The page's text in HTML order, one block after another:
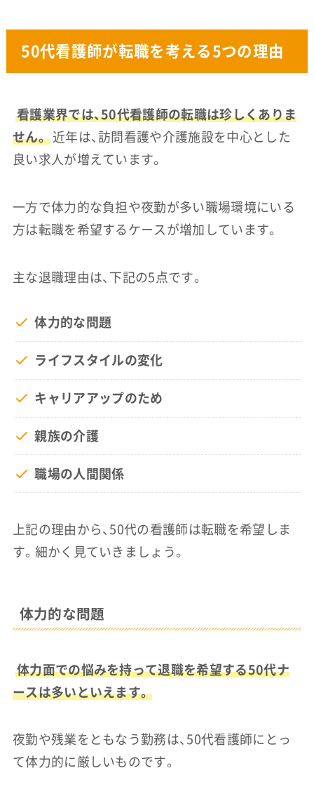
50代看護師が転職を考える5つの理由
看護業界では、50代看護師の転職は珍しくありま
せん。 近年は、訪問看護や介護施設を中心とした
良い求人が増えています。
一方で体力的な負担や夜勤が多い職場環境にいる
方は転職を希望するケースが増加しています。
主な退職理由は、下記の5点です。
体力的な問題
ライフスタイルの変化
キャリアアップのため
親族の介護
職場の人間関係
上記の理由から、50代の看護師は転職を希望しま
す。細かく見ていきましょう。
体力的な問題
体力面での悩みを持って退職を希望する50代ナ
ースは多いといえます。
夜勤や残業をともなう勤務は、50代看護師にとっ
て体力的に厳しいものです。